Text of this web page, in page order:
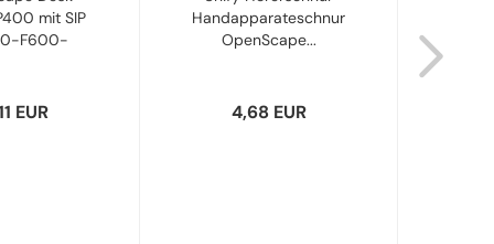
mit SIP
F600-
EUR
Handapparateschnur
OpenScape...
4,68 EUR